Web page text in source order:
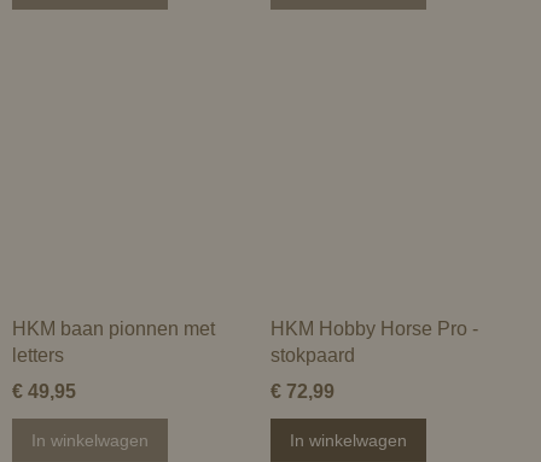
HKM baan pionnen met
letters
€ 49,95
In winkelwagen
HKM Hobby Horse Pro -
stokpaard
€ 72,99
In winkelwagen